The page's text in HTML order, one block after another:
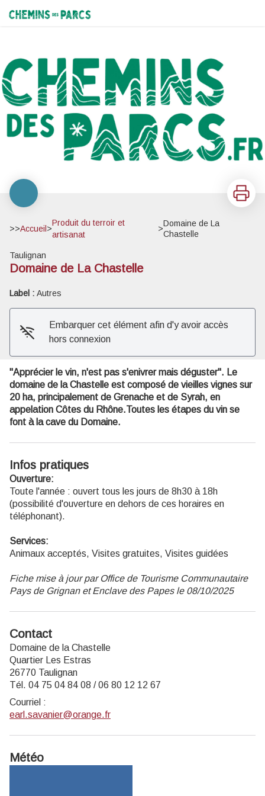
Chemins des Parcs
Imprimer
>>Accueil >
Produit du terroir et
artisanat
>
Domaine de La
Chastelle
Taulignan
Domaine de La Chastelle
Label : Autres
Embarquer cet élément afin d'y avoir accès
hors connexion
"Apprécier le vin, n'est pas s'enivrer mais déguster". Le
domaine de la Chastelle est composé de vieilles vignes sur
20 ha, principalement de Grenache et de Syrah, en
appelation Côtes du Rhône.Toutes les étapes du vin se
font à la cave du Domaine.
Infos pratiques
Ouverture:
Toute l'année : ouvert tous les jours de 8h30 à 18h
(possibilité d'ouverture en dehors de ces horaires en
téléphonant).
Services:
Animaux acceptés, Visites gratuites, Visites guidées
Fiche mise à jour par Office de Tourisme Communautaire
Pays de Grignan et Enclave des Papes le 08/10/2025
Contact
Domaine de la Chastelle
Quartier Les Estras
26770 Taulignan
Tél. 04 75 04 84 08 / 06 80 12 12 67
Courriel :
earl.savanier@orange.fr
Météo